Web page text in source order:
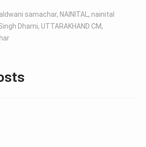
samachar, NAINITAL , nainital
Dhami, UTTARAKHAND CM,